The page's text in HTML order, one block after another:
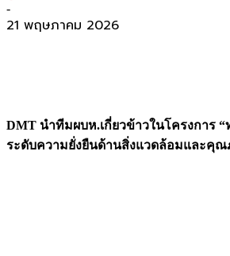
-
21 พฤษภาคม 2026
DMT นำทีมผบห.เกี่ยวข้าวในโครงการ
ระดับความยั่งยืนด้านสิ่งแวดล้อมและคุณ